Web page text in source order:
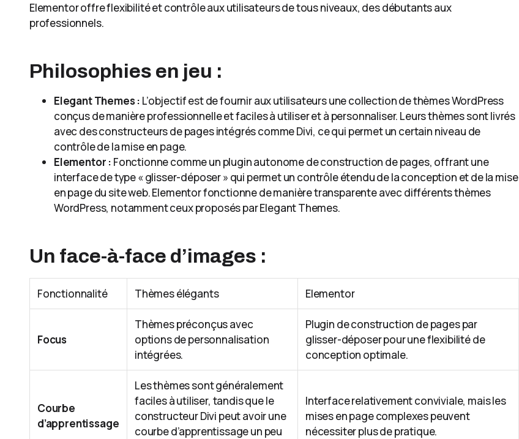
Elementor offre flexibilité et contrôle aux utilisateurs de tous niveaux, des débutants aux
professionnels.
Philosophies en jeu :
Elegant Themes : L’objectif est de fournir aux utilisateurs une collection de thèmes WordPress
conçus de manière professionnelle et faciles à utiliser et à personnaliser. Leurs thèmes sont livrés
avec des constructeurs de pages intégrés comme Divi, ce qui permet un certain niveau de
contrôle de la mise en page.
Elementor : Fonctionne comme un plugin autonome de construction de pages, offrant une
interface de type « glisser-déposer » qui permet un contrôle étendu de la conception et de la mise
en page du site web. Elementor fonctionne de manière transparente avec différents thèmes
WordPress, notamment ceux proposés par Elegant Themes.
Un face-à-face d’images :
Fonctionnalité Thèmes élégants Elementor
Focus
Thèmes préconçus avec
options de personnalisation
intégrées.
Plugin de construction de pages par
glisser-déposer pour une flexibilité de
conception optimale.
Courbe
d’apprentissage
Les thèmes sont généralement
faciles à utiliser, tandis que le
constructeur Divi peut avoir une
courbe d’apprentissage un peu
Interface relativement conviviale, mais les
mises en page complexes peuvent
nécessiter plus de pratique.